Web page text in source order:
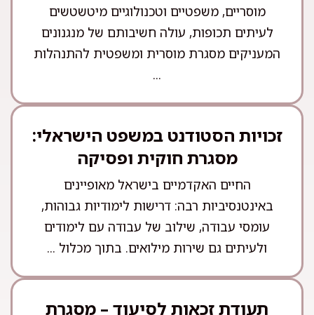
מוסריים, משפטיים וטכנולוגיים מיטשטשים
לעיתים תכופות, עולה חשיבותם של מנגנונים
המעניקים מסגרת מוסרית ומשפטית להתנהלות
...
זכויות הסטודנט במשפט הישראלי:
מסגרת חוקית ופסיקה
החיים האקדמיים בישראל מאופיינים
באינטנסיביות רבה: דרישות לימודיות גבוהות,
עומסי עבודה, שילוב של עבודה עם לימודים
ולעיתים גם שירות מילואים. בתוך מכלול ...
תעודת זכאות לסיעוד – מסגרת